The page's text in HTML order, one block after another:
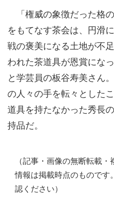
「権威の象徴だった格
をもてなす茶会は、円滑
戦の褒美になる土地が不
われた茶道具が恩賞にな
と学芸員の板谷寿美さん
の人々の手を転々とした
道具を持たなかった秀長
持品だ。
（記事・画像の無断転載
情報は掲載時点のものです
認ください）